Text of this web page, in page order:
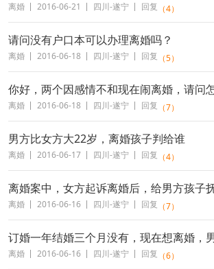
离婚 2016-06-21 四川-遂宁 回复 （4）
请问没有户口本可以办理离婚吗？
离婚 2016-06-18 四川-遂宁 回复 （5）
你好，两个因感情不和现在闹离婚，请问
离婚 2016-06-18 四川-遂宁 回复 （7）
男方比女方大22岁，离婚孩子判给谁
离婚 2016-06-17 四川-遂宁 回复 （4）
离婚案中，女方起诉离婚后，给男方孩子
离婚 2016-06-16 四川-遂宁 回复 （7）
订婚一年结婚三个月没有，现在想离婚，
离婚 2016-06-16 四川-遂宁 回复 （6）